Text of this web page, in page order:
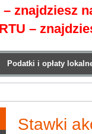
– znajdziesz
–
Podatki i opłaty
Stawki